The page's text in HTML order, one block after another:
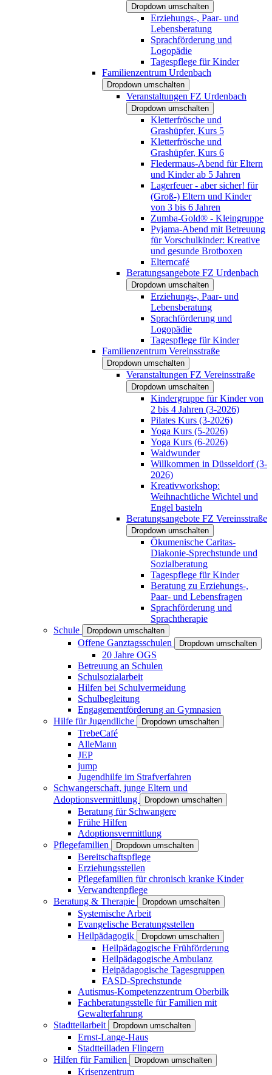
Dropdown umschalten
Erziehungs-, Paar- und
Lebensberatung
Sprachförderung und
Logopädie
Tagespflege für Kinder
Familienzentrum Urdenbach
Dropdown umschalten
Veranstaltungen FZ Urdenbach
Dropdown umschalten
Kletterfrösche und
Grashüpfer, Kurs 5
Kletterfrösche und
Grashüpfer, Kurs 6
Fledermaus-Abend für Eltern
und Kinder ab 5 Jahren
Lagerfeuer - aber sicher! für
(Groß-) Eltern und Kinder
von 3 bis 6 Jahren
Zumba-Gold® - Kleingruppe
Pyjama-Abend mit Betreuung
für Vorschulkinder: Kreative
und gesunde Brotboxen
Elterncafé
Beratungsangebote FZ Urdenbach
Dropdown umschalten
Erziehungs-, Paar- und
Lebensberatung
Sprachförderung und
Logopädie
Tagespflege für Kinder
Familienzentrum Vereinsstraße
Dropdown umschalten
Veranstaltungen FZ Vereinsstraße
Dropdown umschalten
Kindergruppe für Kinder von
2 bis 4 Jahren (3-2026)
Pilates Kurs (3-2026)
Yoga Kurs (5-2026)
Yoga Kurs (6-2026)
Waldwunder
Willkommen in Düsseldorf (3-
2026)
Kreativworkshop:
Weihnachtliche Wichtel und
Engel basteln
Beratungsangebote FZ Vereinsstraße
Dropdown umschalten
Ökumenische Caritas-
Diakonie-Sprechstunde und
Sozialberatung
Tagespflege für Kinder
Beratung zu Erziehungs-,
Paar- und Lebensfragen
Sprachförderung und
Sprachtherapie
Schule
Dropdown umschalten
Offene Ganztagsschulen Dropdown umschalten
20 Jahre OGS
Betreuung an Schulen
Schulsozialarbeit
Hilfen bei Schulvermeidung
Schulbegleitung
Engagementförderung an Gymnasien
Hilfe für Jugendliche
Dropdown umschalten
TrebeCafé
AlleMann
JEP
jump
Jugendhilfe im Strafverfahren
Schwangerschaft, junge Eltern und
Adoptionsvermittlung
Dropdown umschalten
Beratung für Schwangere
Frühe Hilfen
Adoptionsvermittlung
Pflegefamilien
Dropdown umschalten
Bereitschaftspflege
Erziehungsstellen
Pflegefamilien für chronisch kranke Kinder
Verwandtenpflege
Beratung & Therapie
Dropdown umschalten
Systemische Arbeit
Evangelische Beratungsstellen
Heilpädagogik
Dropdown umschalten
Heilpädagogische Frühförderung
Heilpädagogische Ambulanz
Heipädagogische Tagesgruppen
FASD-Sprechstunde
Autismus-Kompetenzzentrum Oberbilk
Fachberatungsstelle für Familien mit
Gewalterfahrung
Stadtteilarbeit
Dropdown umschalten
Ernst-Lange-Haus
Stadtteilladen Flingern
Hilfen für Familien
Dropdown umschalten
Krisenzentrum